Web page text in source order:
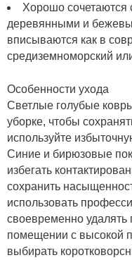
Хорошо
деревянными и
вписываются как в
средиземноморский
Особенности ухода
Светлые голубые
уборке, чтобы
используйте
Синие и бирюзовые
избегать
сохранить
использовать
своевременно удалять
помещении с высокой
выбирать